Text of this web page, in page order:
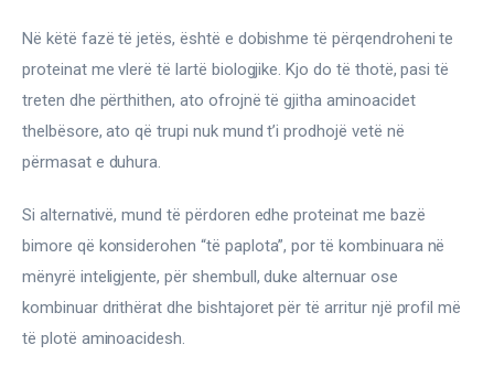
Në këtë fazë të jetës, është e dobishme të përqendroheni te
proteinat me vlerë të lartë biologjike. Kjo do të thotë, pasi të
treten dhe përthithen, ato ofrojnë të gjitha aminoacidet
thelbësore, ato që trupi nuk mund t’i prodhojë vetë në
përmasat e duhura.
Si alternativë, mund të përdoren edhe proteinat me bazë
bimore që konsiderohen “të paplota”, por të kombinuara në
mënyrë inteligjente, për shembull, duke alternuar ose
kombinuar drithërat dhe bishtajoret për të arritur një profil më
të plotë aminoacidesh.